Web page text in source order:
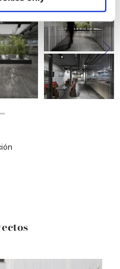
details section.
and ads, to
to analyse our traffic.
your use of our site with
analytics partners who
that you’ve